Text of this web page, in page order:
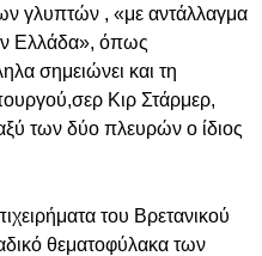
γλυπτών , «με αντάλλαγμα
Ελλάδα», όπως
σημειώνει και τη
Κιρ Στάρμερ,
των δύο πλευρών ο ίδιος
του Βρετανικού
θεματοφύλακα των